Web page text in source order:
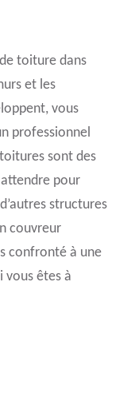
toiture dans
et les
vous
professionnel
sont des
pour
structures
couvreur
confronté à une
vous êtes à